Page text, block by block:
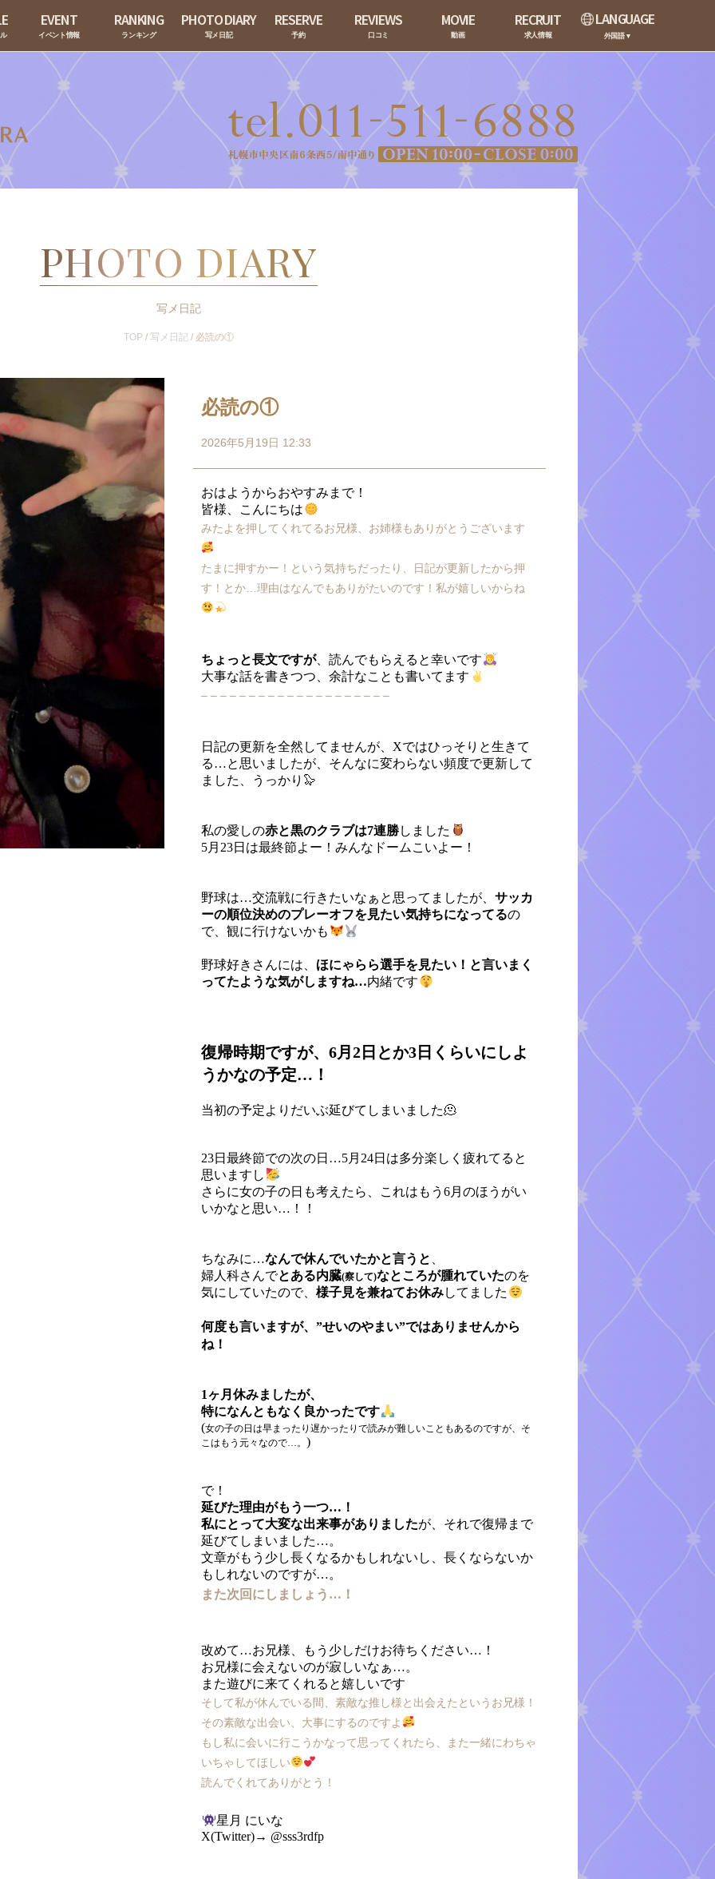
EVENT
イベント情報
RANKING
ランキング
PHOTO DIARY
写メ日記
RESERVE
予約
REVIEWS
口コミ
MOVIE
動画
RECRUIT
求人情報
LANGUAGE
外国語▼
PHOTO DIARY
写メ日記
TOP / 写メ日記 / 必読の①
必読の①
2026年5月19日 12:33
おはようからおやすみまで！
皆様、こんにちは
みたよを押してくれてるお兄様、お姉様もありがとうございます
たまに押すかー！という気持ちだったり、日記が更新したから押
す！とか…理由はなんでもありがたいのです！私が嬉しいからね
ちょっと長文ですが、読んでもらえると幸いです
大事な話を書きつつ、余計なことも書いてます
– – – – – – – – – – – – – – – – – – – –
日記の更新を全然してませんが、Xではひっそりと生きて
る…と思いましたが、そんなに変わらない頻度で更新して
ました、うっかり🦭
私の愛しの赤と黒のクラブは7連勝しました
5月23日は最終節よー！みんなドームこいよー！
野球は…交流戦に行きたいなぁと思ってましたが、サッカ
ーの順位決めのプレーオフを見たい気持ちになってるの
で、観に行けないかも
野球好きさんには、 ほにゃらら選手を見たい！と言いまく
ってたような気がしますね…内緒です
復帰時期ですが、6月2日とか3日くらいにしよ
うかなの予定…！
当初の予定よりだいぶ延びてしまいました🫠
23日最終節での次の日…5月24日は多分楽しく疲れてると
思いますし
さらに女の子の日も考えたら、これはもう6月のほうがい
いかなと思い…！！
ちなみに…なんで休んでいたかと言うと
婦人科さんでとある内臓(察して)なところが腫れていたのを
気にしていたので、様子見を兼ねてお休みしてました
何度も言いますが、”せいのやまい”ではありませんから
ね！
1ヶ月休みましたが、
特になんともなく良かったです
(女の子の日は早まったり遅かったりで読みが難しいこともあるのですが、そ
こはもう元々なので…。 )
で！
延びた理由がもう一つ…！
私にとって大変な出来事がありましたが、それで復帰まで
延びてしまいました…。
文章がもう少し長くなるかもしれないし、長くならないか
もしれないのですが…。
また次回にしましょう…！
改めて…お兄様、もう少しだけお待ちください…！
お兄様に会えないのが寂しいなぁ…。
また遊びに来てくれると嬉しいです
そして私が休んでいる間、素敵な推し様と出会えたというお兄様！
その素敵な出会い、大事にするのですよ
もし私に会いに行こうかなって思ってくれたら、また一緒にわちゃ
いちゃしてほしい
読んでくれてありがとう！
星月 にいな
X(Twitter)→ @sss3rdfp